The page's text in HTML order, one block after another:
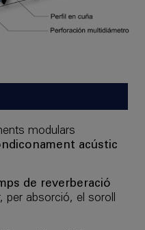
modulars
acústic
de reverberació
per absorció, el soroll